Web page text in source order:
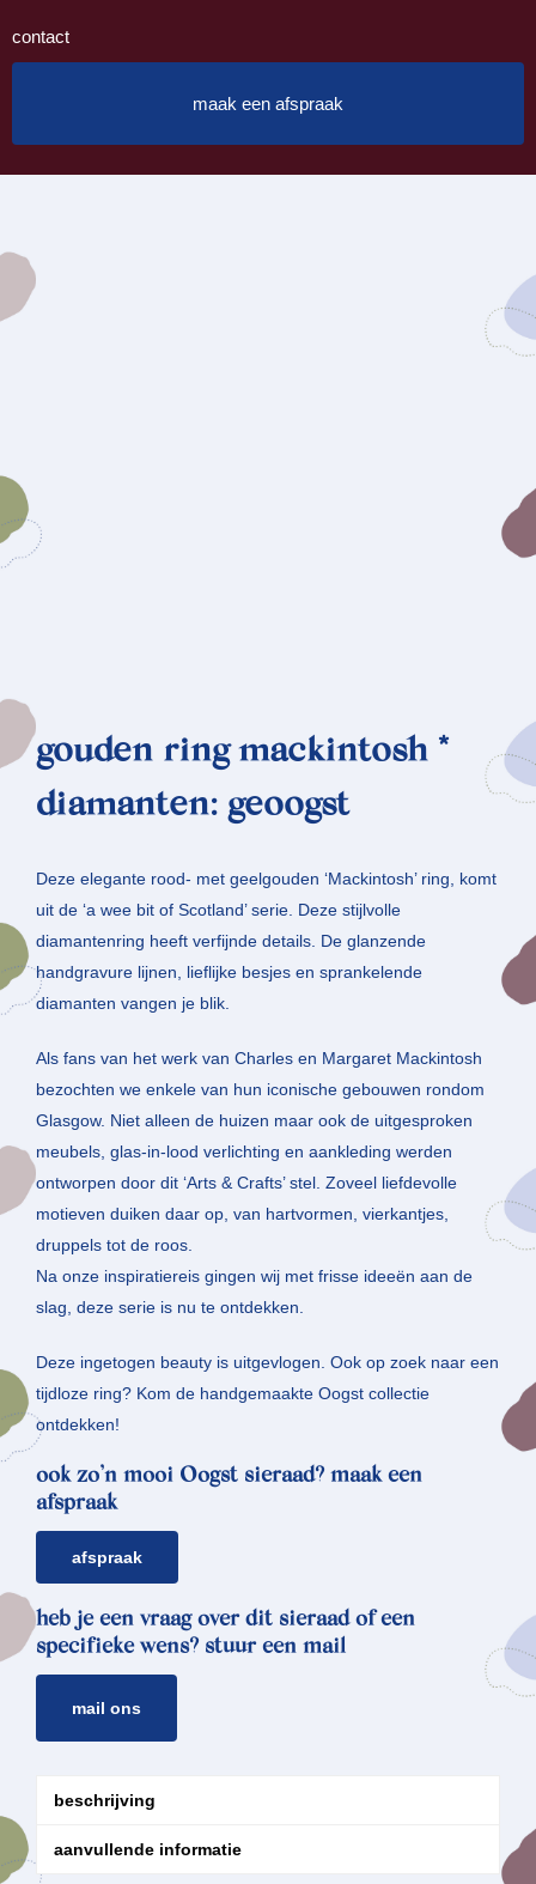
contact
maak een afspraak
gouden ring mackintosh *
diamanten: geoogst
Deze elegante rood- met geelgouden ‘Mackintosh’ ring, komt
uit de ‘a wee bit of Scotland’ serie. Deze stijlvolle
diamantenring heeft verfijnde details. De glanzende
handgravure lijnen, lieflijke besjes en sprankelende
diamanten vangen je blik.
Als fans van het werk van Charles en Margaret Mackintosh
bezochten we enkele van hun iconische gebouwen rondom
Glasgow. Niet alleen de huizen maar ook de uitgesproken
meubels, glas-in-lood verlichting en aankleding werden
ontworpen door dit ‘Arts & Crafts’ stel. Zoveel liefdevolle
motieven duiken daar op, van hartvormen, vierkantjes,
druppels tot de roos.
Na onze inspiratiereis gingen wij met frisse ideeën aan de
slag, deze serie is nu te ontdekken.
Deze ingetogen beauty is uitgevlogen. Ook op zoek naar een
tijdloze ring? Kom de handgemaakte Oogst collectie
ontdekken!
ook zo’n mooi Oogst sieraad? maak een
afspraak
afspraak
heb je een vraag over dit sieraad of een
specifieke wens? stuur een mail
mail ons
beschrijving
aanvullende informatie